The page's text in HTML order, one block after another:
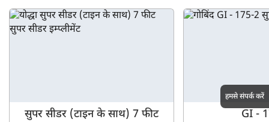
सुपर सीडर (टाइन के साथ) 7 फीट GI -
हमसे संपर्क करें